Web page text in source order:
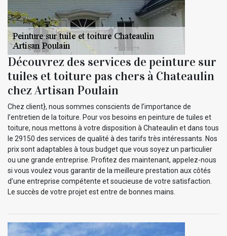
Découvrez des services de peinture sur
tuiles et toiture pas chers à Chateaulin
chez Artisan Poulain
Chez client}, nous sommes conscients de l’importance de
l’entretien de la toiture. Pour vos besoins en peinture de tuiles et
toiture, nous mettons à votre disposition à Chateaulin et dans tous
le 29150 des services de qualité à des tarifs très intéressants. Nos
prix sont adaptables à tous budget que vous soyez un particulier
ou une grande entreprise. Profitez des maintenant, appelez-nous
si vous voulez vous garantir de la meilleure prestation aux côtés
d’une entreprise compétente et soucieuse de votre satisfaction.
Le succès de votre projet est entre de bonnes mains.